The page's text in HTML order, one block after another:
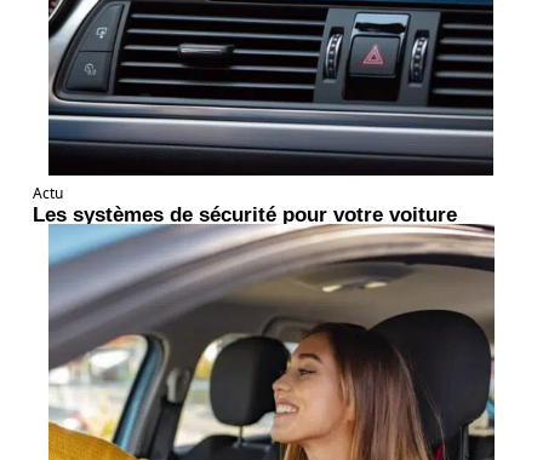
Actu
Les systèmes de sécurité pour votre voiture